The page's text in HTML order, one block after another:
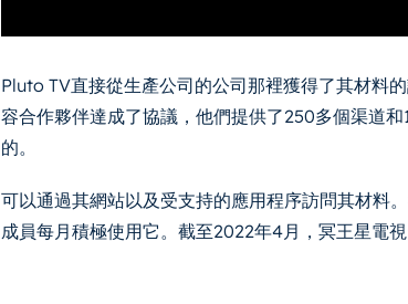
Pluto TV直接從生產公司的公司那裡獲得了其材料
容合作夥伴達成了協議，他們提供了250多個渠道
的。
可以通過其網站以及受支持的應用程序訪問其材料
成員每月積極使用它。截至2022年4月，冥王星電